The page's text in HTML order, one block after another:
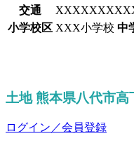
交通
小学校区 XXX小学校 中
土地 熊本県八代市高
ログイン／会員登録